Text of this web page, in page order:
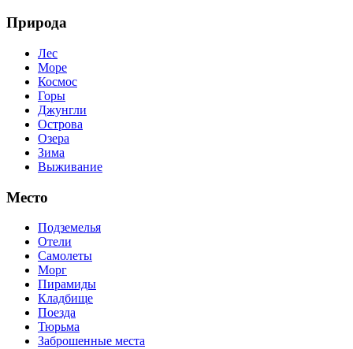
Природа
Лес
Море
Космос
Горы
Джунгли
Острова
Озера
Зима
Выживание
Место
Подземелья
Отели
Самолеты
Морг
Пирамиды
Кладбище
Поезда
Тюрьма
Заброшенные места